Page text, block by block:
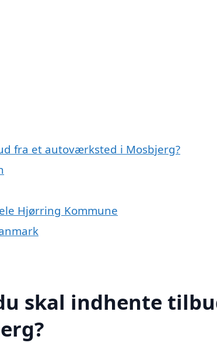
fra et autoværksted i Mosbjerg?
Hjørring Kommune
skal indhente